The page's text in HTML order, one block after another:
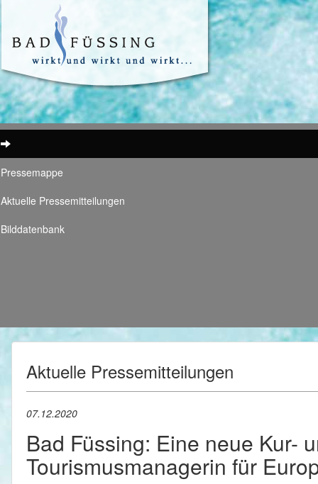
Pressemappe
Aktuelle Pressemitteilungen
Bilddatenbank
Aktuelle Pressemitteilungen
07.12.2020
Bad Füssing: Eine neue Kur-
Tourismusmanagerin für